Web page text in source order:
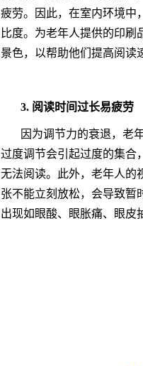
疲劳。因此，在室内环境中
比度。为老年人提供的印
景色，以帮助他们提高阅读
3. 阅读时间过长易疲劳
因为调节力的衰退，老
过度调节会引起过度的集合
无法阅读。此外，老年人的
张不能立刻放松，会导致暂
出现如眼酸、眼胀痛、眼皮